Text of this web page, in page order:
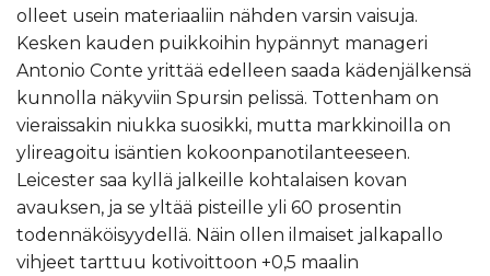
olleet usein materiaaliin nähden varsin vaisuja.
Kesken kauden puikkoihin hypännyt manageri
Antonio Conte yrittää edelleen saada kädenjälkensä
kunnolla näkyviin Spursin pelissä. Tottenham on
vieraissakin niukka suosikki, mutta markkinoilla on
ylireagoitu isäntien kokoonpanotilanteeseen.
Leicester saa kyllä jalkeille kohtalaisen kovan
avauksen, ja se yltää pisteille yli 60 prosentin
todennäköisyydellä. Näin ollen ilmaiset jalkapallo
vihjeet tarttuu kotivoittoon +0,5 maalin